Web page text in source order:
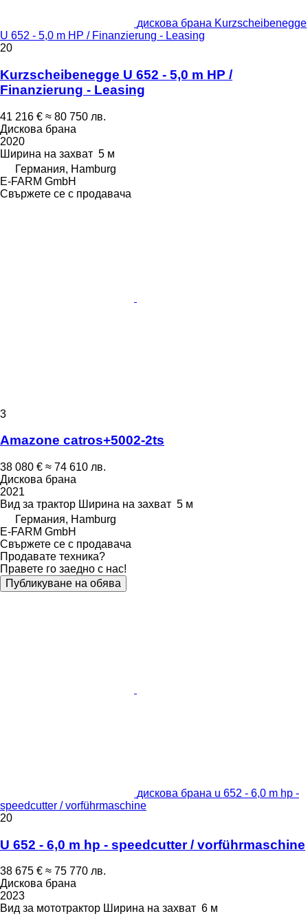
дискова брана Kurzscheibenegge
U 652 - 5,0 m HP / Finanzierung - Leasing
20
Kurzscheibenegge U 652 - 5,0 m HP /
Finanzierung - Leasing
41 216 € ≈ 80 750 лв.
Дискова брана
2020
Ширина на захват 5 м
Германия, Hamburg
E-FARM GmbH
Свържете се с продавача
3
Amazone catros+5002-2ts
38 080 € ≈ 74 610 лв.
Дискова брана
2021
Вид за трактор Ширина на захват 5 м
Германия, Hamburg
E-FARM GmbH
Свържете се с продавача
Продавате техника?
Правете го заедно с нас!
Публикуване на обява
дискова брана u 652 - 6,0 m hp -
speedcutter / vorführmaschine
20
U 652 - 6,0 m hp - speedcutter / vorführmaschine
38 675 € ≈ 75 770 лв.
Дискова брана
2023
Вид за мототрактор Ширина на захват 6 м